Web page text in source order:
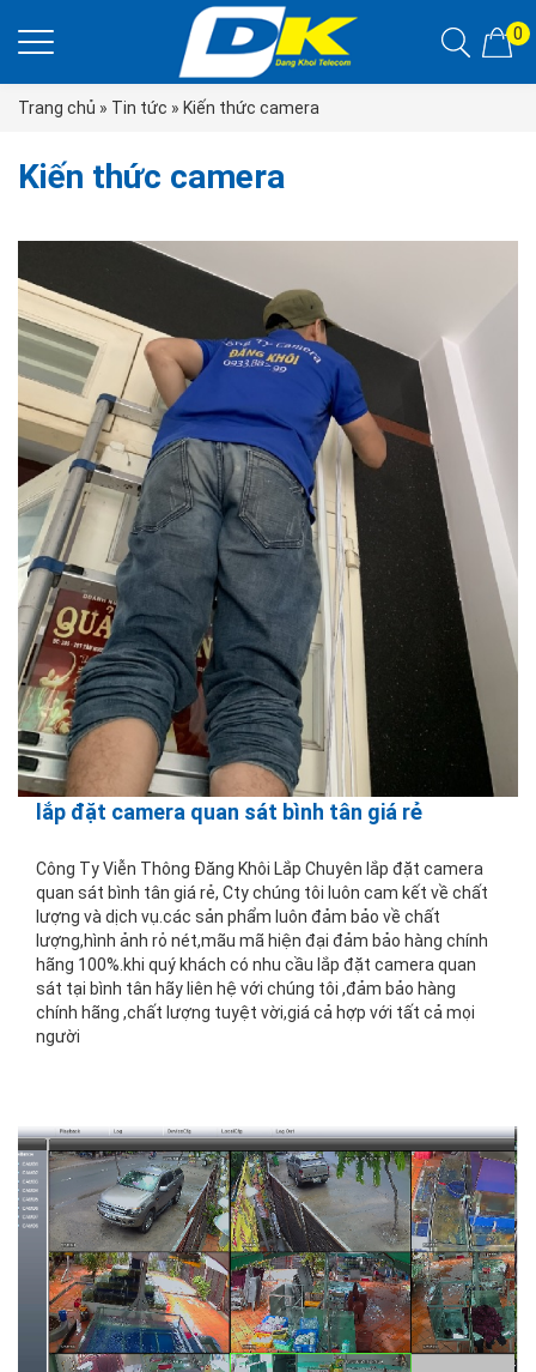
0
Trang chủ » Tin tức » Kiến thức camera
Kiến thức camera
lắp đặt camera quan sát bình tân giá rẻ
Công Ty Viễn Thông Đăng Khôi Lắp Chuyên lắp đặt camera
quan sát bình tân giá rẻ, Cty chúng tôi luôn cam kết về chất
lượng và dịch vụ.các sản phẩm luôn đảm bảo về chất
lượng,hình ảnh rỏ nét,mãu mã hiện đại đảm bảo hàng chính
hãng 100%.khi quý khách có nhu cầu lắp đặt camera quan
sát tại bình tân hãy liên hệ với chúng tôi ,đảm bảo hàng
chính hãng ,chất lượng tuyệt vời,giá cả hợp với tất cả mọi
người